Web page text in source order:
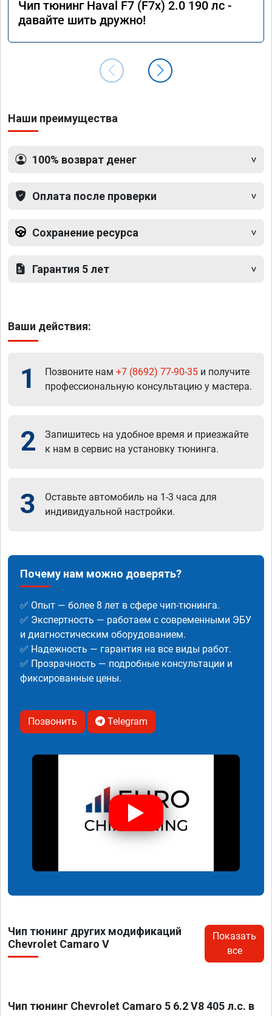
Чип тюнинг Haval F7 (F7x) 2.0 190 лс -
давайте шить дружно!
Наши преимущества
100% возврат денег
Оплата после проверки
Сохранение ресурса
Гарантия 5 лет
Ваши действия:
1 Позвоните нам +7 (8692) 77-90-35 и получите
профессиональную консультацию у мастера.
2
Запишитесь на удобное время и приезжайте
к нам в сервис на установку тюнинга.
3
Оставьте автомобиль на 1-3 часа для
индивидуальной настройки.
Почему нам можно доверять?
✅ Опыт — более 8 лет в сфере чип-тюнинга.
✅ Экспертность — работаем с современными ЭБУ
и диагностическим оборудованием.
✅ Надежность — гарантия на все виды работ.
✅ Прозрачность — подробные консультации и
фиксированные цены.
Позвонить Telegram
Чип тюнинг других модификаций
Chevrolet Camaro V
Показать
все
Чип тюнинг Chevrolet Camaro 5 6.2 V8 405 л.с. в